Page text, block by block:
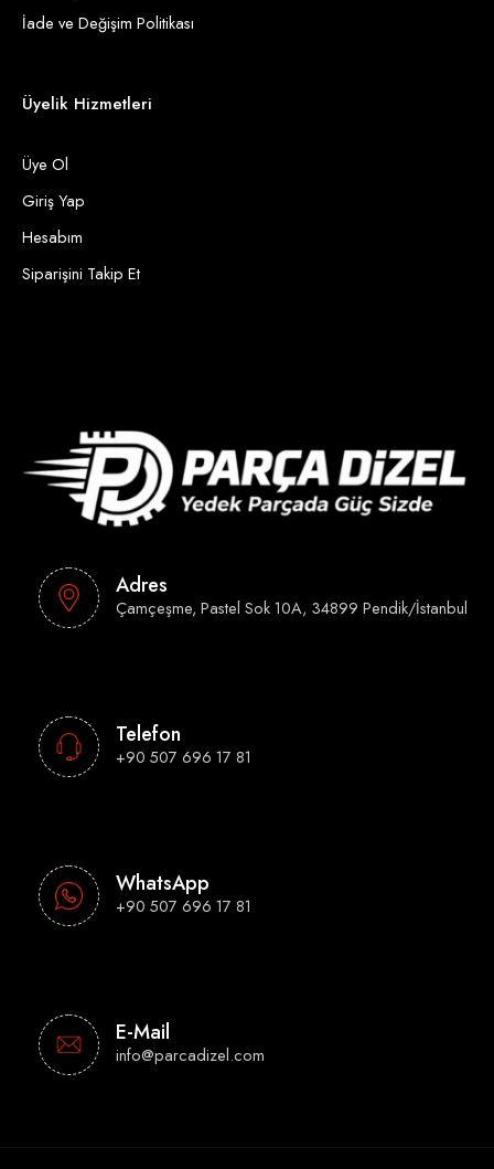
İade ve Değişim Politikası
Üyelik Hizmetleri
Üye Ol
Giriş Yap
Hesabım
Siparişini Takip Et
Adres
Çamçeşme, Pastel Sok 10A, 34899 Pendik/İstanbul
Telefon
+90 507 696 17 81
WhatsApp
+90 507 696 17 81
E-Mail
info@parcadizel.com